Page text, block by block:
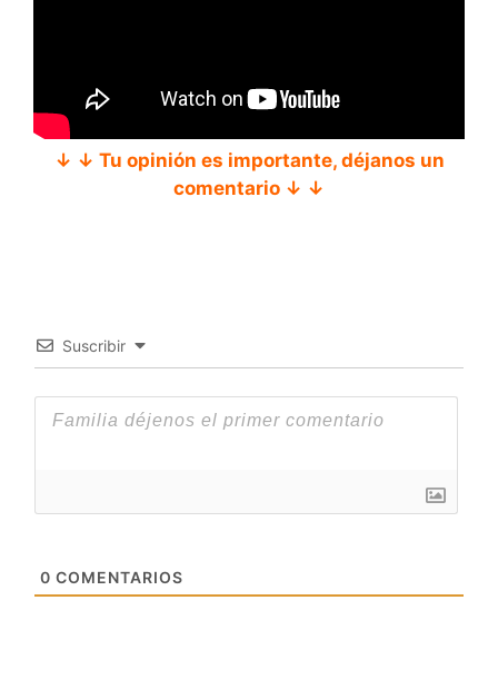
↓ ↓ Tu opinión es importante, déjanos un
comentario ↓ ↓
Suscribir
0 COMENTARIOS